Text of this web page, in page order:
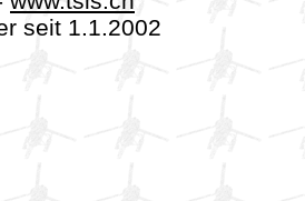
seit 1.1.2002